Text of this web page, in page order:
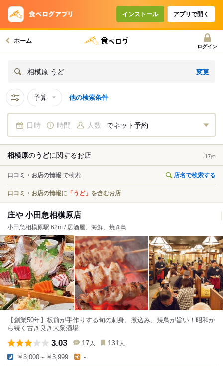
インストール アプリで開く
ホーム
ログイン
相模原 うど 変更
予算 他の検索条件
日時 時間 人数 でネット予約
相模原のうどに関するお店 17件
口コミ・お店の情報 で検索 店名で検索する
口コミ・お店の情報に 「うど」 を含むお店
庄や 小田急相模原店
小田急相模原駅 62m / 居酒屋、海鮮、焼き鳥
【創業50年】板前が手作りする旬の刺身、煮込み、焼鳥が旨い！昭和か
ら続く古き良き大衆酒場
3.03 17 人 131 人
￥3,000～￥3,999 -